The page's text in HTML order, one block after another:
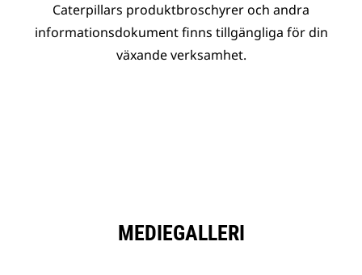
Caterpillars produktbroschyrer och andra
informationsdokument finns tillgängliga för din
växande verksamhet.
MEDIEGALLERI